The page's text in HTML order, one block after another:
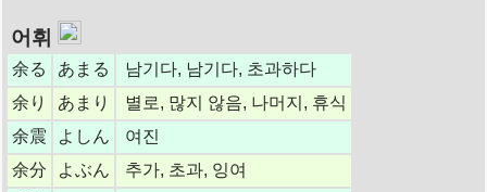
어휘
余る あまる
남기다, 남기다, 초과하다
余り
あまり
별로, 많지 않음, 나머지, 휴식
余震
よしん
여진
余分
よぶん
추가, 초과, 잉여